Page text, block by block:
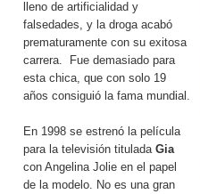
lleno de artificialidad y
falsedades, y la droga acabó
prematuramente con su exitosa
carrera. Fue demasiado para
esta chica, que con solo 19
años consiguió la fama mundial.
En 1998 se estrenó la película
para la televisión titulada Gia
con Angelina Jolie en el papel
de la modelo. No es una gran